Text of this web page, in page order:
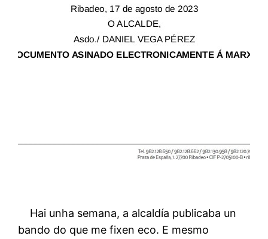
Hai unha semana, a alcaldía publicaba un
bando do que me fixen eco. E mesmo